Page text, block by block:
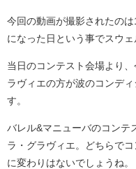
今回の動画が撮影されたの
になった日という事でスウ
当日のコンテスト会場より
ラヴィエの方が波のコンデ
す。
バレル&マニューバのコンテ
ラ・グラヴィエ。どちらで
に変わりはないでしょうね。